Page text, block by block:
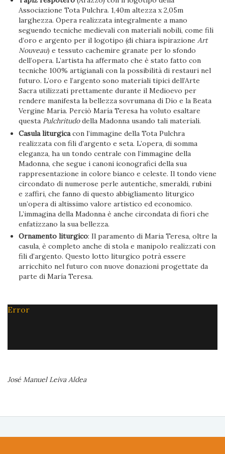
Associazione Tota Pulchra. 1,40m altezza x 2,05m
larghezza. Opera realizzata integralmente a mano
seguendo tecniche medievali con materiali nobili, come fili
d’oro e argento per il logotipo (di chiara ispirazioneArt
Nouveau) e tessuto cachemire granate per lo sfondo
dell’opera. L’artista ha affermato che è stato fatto con
tecniche 100% artigianali con la possibilità di restauri nel
futuro. L’oro e l’argento sono materiali tipici dell’Arte
Sacra utilizzati prettamente durante il Medioevo per
rendere manifesta la bellezza sovrumana di Dio e la Beata
Vergine Maria. Perciò María Teresa ha voluto esaltare
questa Pulchritudodella Madonna usando tali materiali.
Casula liturgicacon l’immagine della Tota Pulchra
realizzata con fili d’argento e seta. L’opera, di somma
eleganza, ha un tondo centrale con l’immagine della
Madonna, che segue i canoni iconografici della sua
rappresentazione in colore bianco e celeste. Il tondo viene
circondato di numerose perle autentiche, smeraldi, rubini
e zaffiri, che fanno di questo abbigliamento liturgico
un’opera di altissimo valore artistico ed economico.
L’immagina della Madonna è anche circondata di fiori che
enfatizzano la sua bellezza.
Ornamento liturgico: Il paramento di Maria Teresa, oltre la
casula, è completo anche di stola e manipolo realizzati con
fili d’argento. Questo lotto liturgico potrà essere
arricchito nel futuro con nuove donazioni progettate da
parte di María Teresa.
Error
José Manuel Leiva Aldea